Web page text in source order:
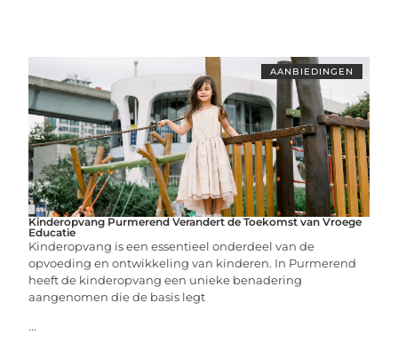
AANBIEDINGEN
Kinderopvang Purmerend Verandert de Toekomst van Vroege
Educatie
Kinderopvang is een essentieel onderdeel van de
opvoeding en ontwikkeling van kinderen. In Purmerend
heeft de kinderopvang een unieke benadering
aangenomen die de basis legt
...